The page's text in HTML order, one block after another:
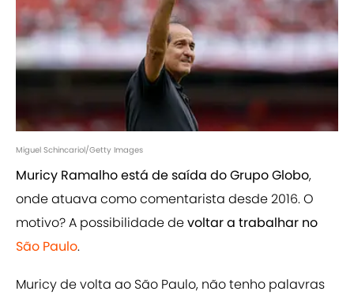
Miguel Schincariol/Getty Images
Muricy Ramalho está de saída do Grupo Globo,
onde atuava como comentarista desde 2016. O
motivo? A possibilidade devoltar a trabalhar no
São Paulo.
Muricy de volta ao São Paulo, não tenho palavras